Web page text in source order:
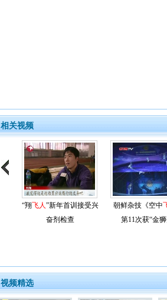
相关视频
“翔飞人”新年首训接受兴
奋剂检查
朝鲜杂技《空中
第11次获“金
视频精选